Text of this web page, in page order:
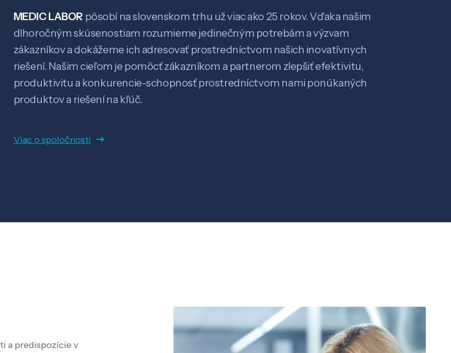
MEDIC LABOR pôsobí na slovenskom trhu už viac ako 25 rokov. Vďaka našim
dlhoročným skúsenostiam rozumieme jedinečným potrebám a výzvam
zákazníkov a dokážeme ich adresovať prostredníctvom našich inovatívnych
riešení. Našim cieľom je pomôcť zákazníkom a partnerom zlepšiť efektivitu,
produktivitu a konkurencie-schopnosť prostredníctvom nami ponúkaných
produktov a riešení na kľúč.
Viac o spoločnosti
a predispozície v